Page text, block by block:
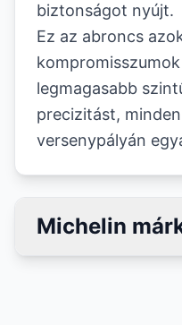
biztonságot nyújt.
Ez az abroncs
legmagasabb
precizitást,
versenypályán
Michelin